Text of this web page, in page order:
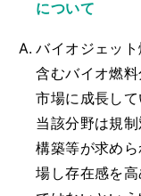
について
バイオジェッ
含むバイオ燃
市場に成長し
当該分野は規
構築等が求め
場し存在感を